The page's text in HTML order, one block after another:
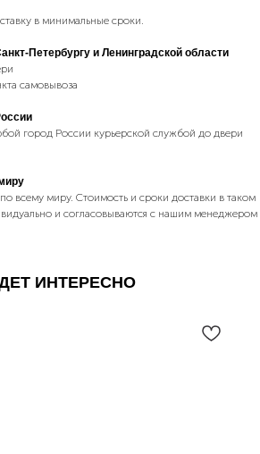
в минимальные сроки.
Петербургу и Ленинградской области
самовывоза
город России курьерской службой до двери
всему миру. Стоимость и сроки доставки в таком
и согласовываются с нашим менеджером
ИНТЕРЕСНО